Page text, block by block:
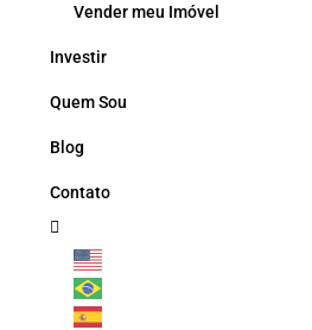
Vender meu Imóvel
Investir
Quem Sou
Blog
Contato